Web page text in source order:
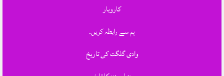
کاروبار
ہم سے رابطہ کریں.
وادی گلگت کی تاریخ